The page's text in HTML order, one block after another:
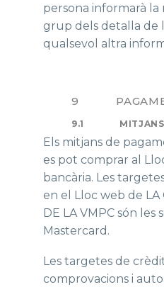
persona informarà la
grup dels detalla de
qualsevol altra
9
9.1
Els mitjans de
es pot comprar al
bancària. Les
en el Lloc web de LA
DE LA VMPC són les
Mastercard.
Les targetes de
comprovacions i